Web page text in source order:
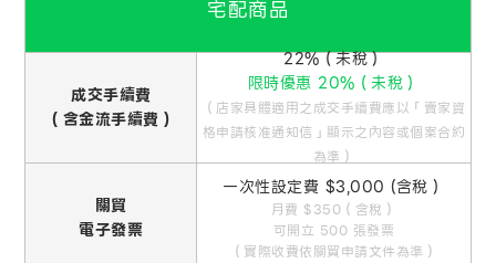
宅配商品
成交手續費
（含金流手續費）
22%（未稅）
限時優惠 20%（未稅）
（店家具體適用之成交手續費應以「賣家資
格申請核准通知信」顯示之內容或個案合約
為準）
關貿
電子發票
一次性設定費 $3,000 (含稅）
月費 $350（含稅）
可開立 500 張發票
（實際收費依關貿申請文件為準）